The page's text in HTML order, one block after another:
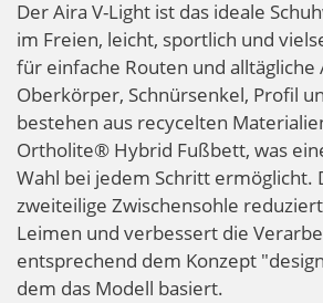
Der Aira V-Light ist das ideale
im Freien, leicht, sportlich und
für einfache Routen und alltägliche
Oberkörper, Schnürsenkel, Profil
bestehen aus recycelten
Ortholite® Hybrid Fußbett, was
Wahl bei jedem Schritt ermöglicht.
zweiteilige Zwischensohle
Leimen und verbessert die
entsprechend dem Konzept
dem das Modell basiert.